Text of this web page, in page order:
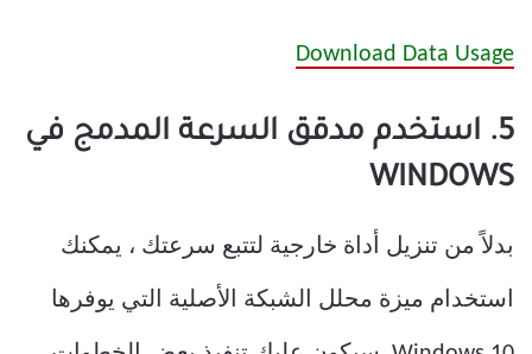
Download Data Usage
5. استخدم مدقق السرعة المدمج في
WINDOWS
بدلاً من تنزيل أداة خارجية لتتبع سرعتك ، يمكنك
استخدام ميزة محلل الشبكة الأصلية التي يوفرها